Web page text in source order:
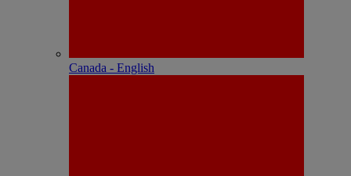
Canada - English